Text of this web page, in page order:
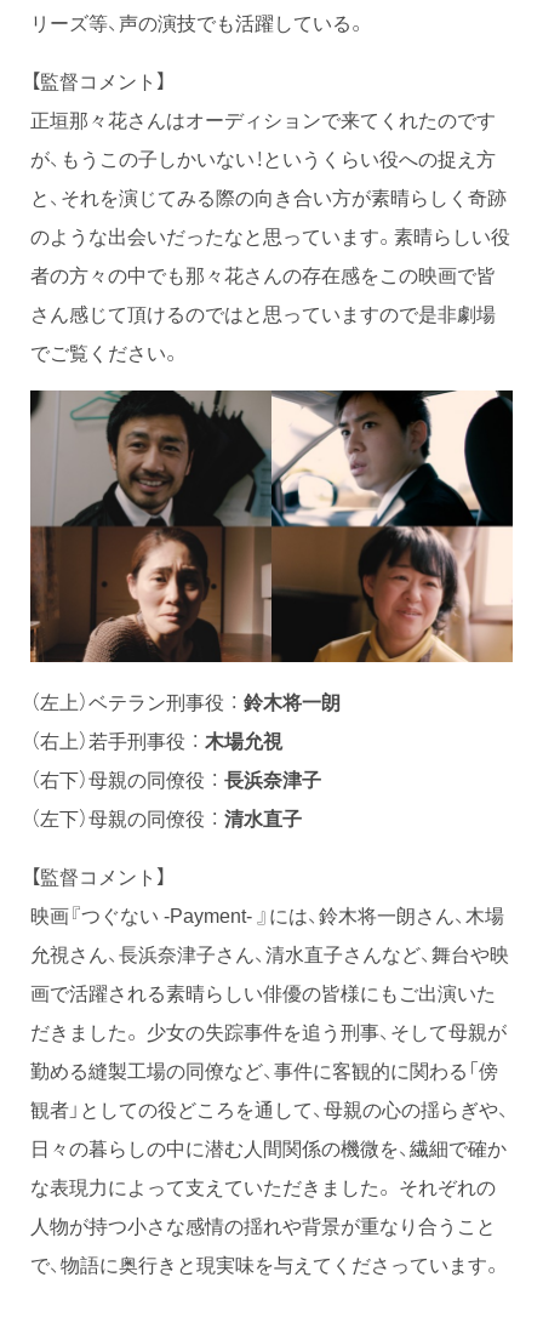
リーズ等、声の演技でも活躍している。
【監督コメント】
正垣那々花さんはオーディションで来てくれたのです
が、もうこの子しかいない！というくらい役への捉え方
と、それを演じてみる際の向き合い方が素晴らしく奇跡
のような出会いだったなと思っています。素晴らしい役
者の方々の中でも那々花さんの存在感をこの映画で皆
さん感じて頂けるのではと思っていますので是非劇場
でご覧ください。
（左上）ベテラン刑事役 ： 鈴木将一朗
（右上）若手刑事役 ： 木場允視
（右下）母親の同僚役 ： 長浜奈津子
（左下）母親の同僚役 ： 清水直子
【監督コメント】
映画『つぐない -Payment- 』には、鈴木将一朗さん、木場
允視さん、長浜奈津子さん、清水直子さんなど、舞台や映
画で活躍される素晴らしい俳優の皆様にもご出演いた
だきました。 少女の失踪事件を追う刑事、そして母親が
勤める縫製工場の同僚など、事件に客観的に関わる「傍
観者」としての役どころを通して、母親の心の揺らぎや、
日々の暮らしの中に潜む人間関係の機微を、繊細で確か
な表現力によって支えていただきました。 それぞれの
人物が持つ小さな感情の揺れや背景が重なり合うこと
で、物語に奥行きと現実味を与えてくださっています。